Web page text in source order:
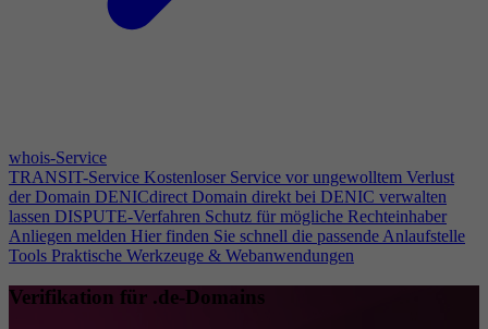
whois-Service
TRANSIT-Service Kostenloser Service vor ungewolltem Verlust
der Domain DENICdirect Domain direkt bei DENIC verwalten
lassen DISPUTE-Verfahren Schutz für mögliche Rechteinhaber
Anliegen melden Hier finden Sie schnell die passende Anlaufstelle
Tools Praktische Werkzeuge & Webanwendungen
Verifikation für .de-Domains